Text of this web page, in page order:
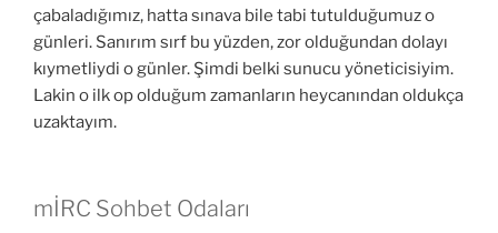
çabaladığımız, hatta sınava bile tabi tutulduğumuz o
günleri. Sanırım sırf bu yüzden, zor olduğundan dolayı
kıymetliydi o günler. Şimdi belki sunucu yöneticisiyim.
Lakin o ilk op olduğum zamanların heycanından oldukça
uzaktayım.
mİRC Sohbet Odaları